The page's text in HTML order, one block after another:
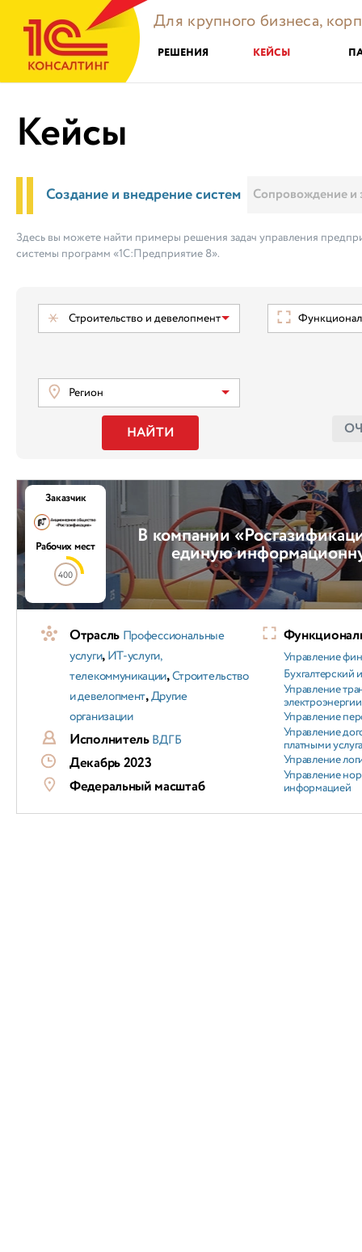
Для крупного бизнеса,
РЕШЕНИЯ КЕЙСЫ
Кейсы
Создание и внедрение систем Сопровождение и
Здесь вы можете найти примеры решения задач управления
системы программ «1С:Предприятие 8».
Строительство и девелопмент
Регион
НАЙТИ
В компании
единую
Заказчик
Рабочих мест
400
Отрасль Профессиональные
услуги,ИТ-услуги,
телекоммуникации,Строительство
и девелопмент,Другие
организации
ИсполнительВДГБ
Декабрь 2023
Федеральный масштаб
Управление
Бухгалтерский
Управление
электроэнергии
Управление
Управление
платными
Управление
Управление
информацией